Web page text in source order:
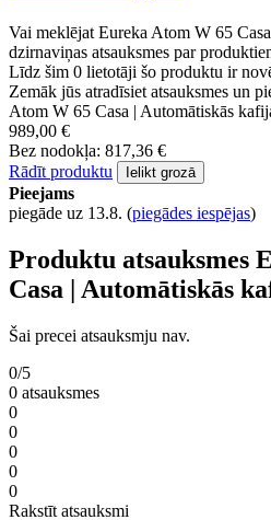
Vai meklējat Eureka Atom W 65
dzirnaviņas atsauksmes par
Līdz šim 0 lietotāji šo produktu ir
Zemāk jūs atradīsiet atsauksmes un
Atom W 65 Casa | Automātiskās
989,00 €
Bez nodokļa: 817,36 €
Rādīt produktu
Ielikt grozā
Pieejams
piegāde uz 13.8. (piegādes iespējas)
Produktu atsauksmes
Casa | Automātiskās
Šai precei atsauksmju nav.
0/5
0 atsauksmes
0
0
0
0
0
Rakstīt atsauksmi